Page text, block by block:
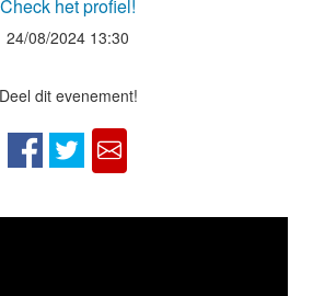
Check het profiel!
24/08/2024 13:30
Deel dit evenement!